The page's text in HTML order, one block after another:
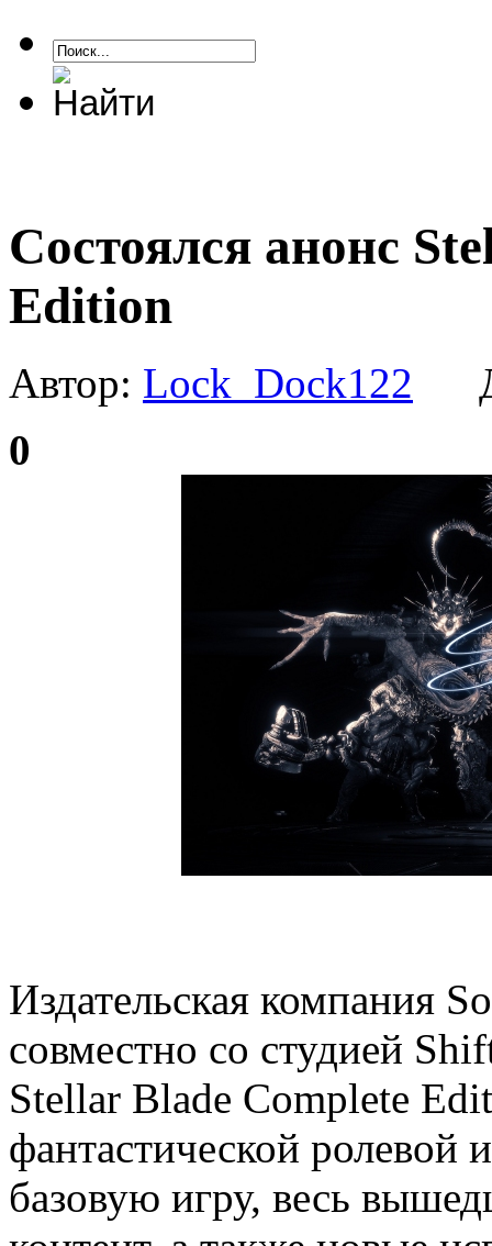
Состоялся анонс
Edition
Автор: Lock_Dock122
0
Издательская компания
совместно со студией
Stellar Blade Complete
фантастической
базовую игру, весь